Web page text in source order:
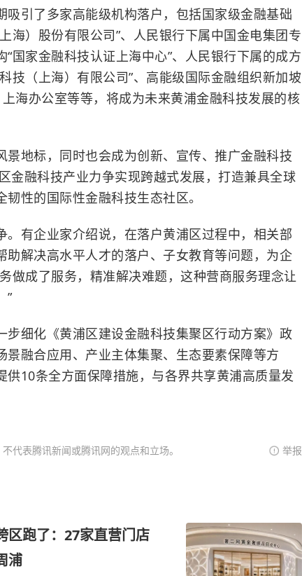
吸引了多家高能级机构落户，包括国家级金融基础
海）股份有限公司”、人民银行下属中国金电集团专
国家金融科技认证上海中心”、人民银行下属的成方
技（上海）有限公司”、高能级国际金融组织新加坡
海办公室等等，将成为未来黄浦金融科技发展的核
景地标，同时也会成为创新、宣传、推广金融科技
金融科技产业力争实现跨越式发展，打造兼具全球
性的国际性金融科技生态社区。
。有企业家介绍说，在落户黄浦区过程中，相关部
助解决高水平人才的落户、子女教育等问题，为企
做成了服务，精准解决难题，这种营商服务理念让
”
步细化《黄浦区建设金融科技集聚区行动方案》政
景融合应用、产业主体集聚、生态要素保障等方
供10条全方面保障措施，与各界共享黄浦高质量发
代表腾讯新闻或腾讯网的观点和立场。 举报
区跑了：27家直营门店
浦